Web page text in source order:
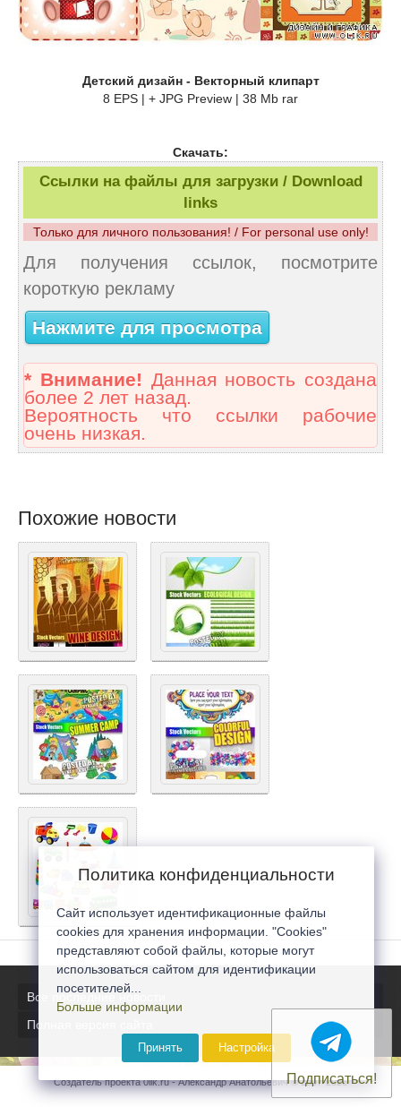
Детский дизайн - Векторный клипарт
8 EPS | + JPG Preview | 38 Mb rar
Скачать:
Ссылки на файлы для загрузки / Download
links
Только для личного пользования! / For personal use only!
Для получения ссылок, посмотрите
короткую рекламу
Нажмите для просмотра
* Внимание! Данная новость создана
более 2 лет назад.
Вероятность что ссылки рабочие
очень низкая.
Похожие новости
Все последние новости
Полная версия сайта
Создатель проекта 0lik.ru - Александр Анатольевич © 2007-2026
Подписаться!
Политика конфиденциальности
Сайт использует идентификационные файлы
cookies для хранения информации. "Cookies"
представляют собой файлы, которые могут
использоваться сайтом для идентификации
посетителей...
Больше информации
Принять Настройка